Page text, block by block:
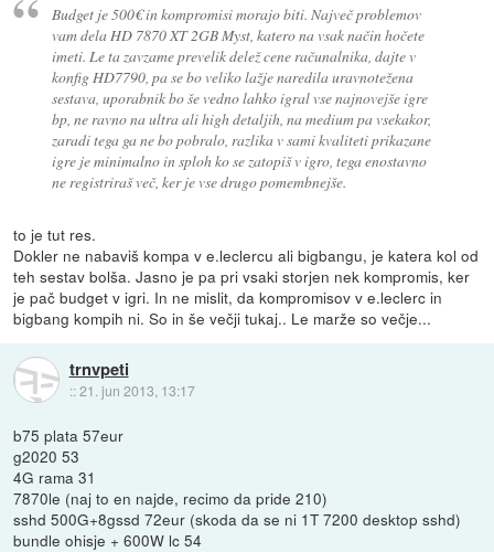
Budget je 500€ in kompromisi morajo biti. Največ problemov
vam dela HD 7870 XT 2GB Myst, katero na vsak način hočete
imeti. Le ta zavzame prevelik delež cene računalnika, dajte v
konfig HD7790, pa se bo veliko lažje naredila uravnotežena
sestava, uporabnik bo še vedno lahko igral vse najnovejše igre
bp, ne ravno na ultra ali high detaljih, na medium pa vsekakor,
zaradi tega ga ne bo pobralo, razlika v sami kvaliteti prikazane
igre je minimalno in sploh ko se zatopiš v igro, tega enostavno
ne registriraš več, ker je vse drugo pomembnejše.
to je tut res.
Dokler ne nabaviš kompa v e.leclercu ali bigbangu, je katera kol od
teh sestav bolša. Jasno je pa pri vsaki storjen nek kompromis, ker
je pač budget v igri. In ne mislit, da kompromisov v e.leclerc in
bigbang kompih ni. So in še večji tukaj.. Le marže so večje...
trnvpeti
::21. jun 2013, 13:17
b75 plata 57eur
g2020 53
4G rama 31
7870le (naj to en najde, recimo da pride 210)
sshd 500G+8gssd 72eur (skoda da se ni 1T 7200 desktop sshd)
bundle ohisje + 600W lc 54